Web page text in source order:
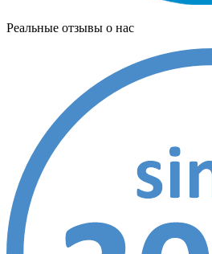
Реальные отзывы о нас